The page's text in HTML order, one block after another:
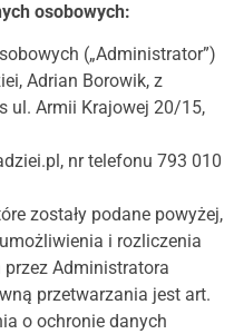
osobowych:
(„Administrator”)
Adrian Borowik, z
ul. Armii Krajowej 20/15,
nr telefonu 793 010
zostały podane powyżej,
i rozliczenia
przez Administratora
przetwarzania jest art.
o ochronie danych